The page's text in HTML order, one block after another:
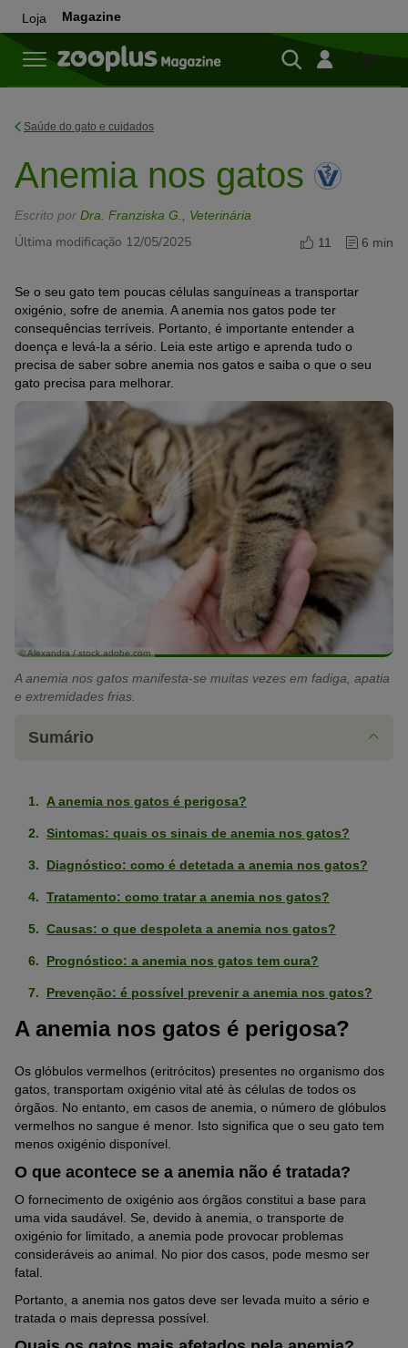
Loja Magazine
Loja
Saúde do gato e cuidados
Anemia nos gatos
Escrito por Dra. Franziska G., Veterinária
Última modificação 12/05/2025 11 6 min
Se o seu gato tem poucas células sanguíneas a transportar
oxigénio, sofre de anemia. A anemia nos gatos pode ter
consequências terríveis. Portanto, é importante entender a
doença e levá-la a sério. Leia este artigo e aprenda tudo o
precisa de saber sobre anemia nos gatos e saiba o que o seu
gato precisa para melhorar.
© Alexandra / stock.adobe.com
A anemia nos gatos manifesta-se muitas vezes em fadiga, apatia
e extremidades frias.
Sumário
A anemia nos gatos é perigosa?
Sintomas: quais os sinais de anemia nos gatos?
Diagnóstico: como é detetada a anemia nos gatos?
Tratamento: como tratar a anemia nos gatos?
Causas: o que despoleta a anemia nos gatos?
Prognóstico: a anemia nos gatos tem cura?
Prevenção: é possível prevenir a anemia nos gatos?
A anemia nos gatos é perigosa?
Os glóbulos vermelhos (eritrócitos) presentes no organismo dos
gatos, transportam oxigénio vital até às células de todos os
órgãos. No entanto, em casos de anemia, o número de glóbulos
vermelhos no sangue é menor. Isto significa que o seu gato tem
menos oxigénio disponível.
O que acontece se a anemia não é tratada?
O fornecimento de oxigénio aos órgãos constitui a base para
uma vida saudável. Se, devido à anemia, o transporte de
oxigénio for limitado, a anemia pode provocar problemas
consideráveis ao animal. No pior dos casos, pode mesmo ser
fatal.
Portanto, a anemia nos gatos deve ser levada muito a sério e
tratada o mais depressa possível.